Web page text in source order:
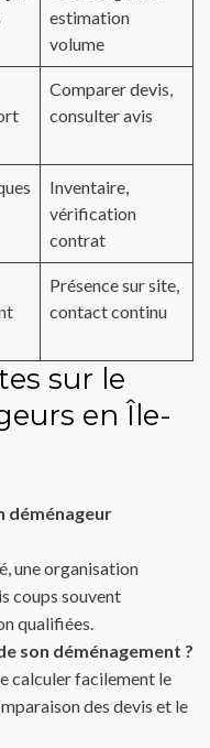
estimation
volume
Comparer devis,
consulter avis
Inventaire,
vérification
contrat
Présence sur site,
contact continu
sur le
en Île-
déménageur
une organisation
coups souvent
qualifiées.
son déménagement ?
calculer facilement le
des devis et le